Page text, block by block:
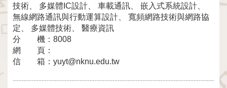
技術、 多媒體IC設計、 車載通訊、 嵌入式系統設計、
無線網路通訊與行動運算設計、 寬頻網路技術與網路協
定、 多媒體技術、 醫療資訊
分 機： 8008
網 頁：
信 箱： yuyt@nknu.edu.tw